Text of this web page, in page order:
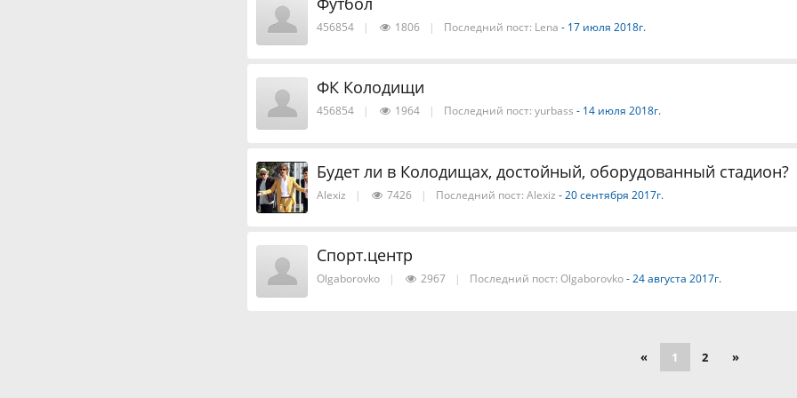
456854 | 1806 | Последний пост: Lena - 17 июля 2018г.
ФК Колодищи
456854 | 1964 | Последний пост: yurbass - 14 июля 2018г.
Будет ли в Колодищах, достойный, оборудованный стадион?
Alexiz | 7426 | Последний пост: Alexiz - 20 сентября 2017г.
Спорт.центр
Olgaborovko | 2967 | Последний пост: Olgaborovko - 24 августа 2017г.
« 1 2 »